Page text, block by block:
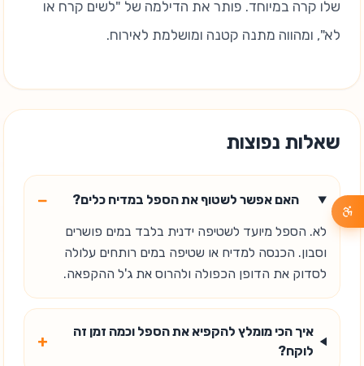
שלו קרה במיוחד. פותר את הדילמה של "לשים קרח או
לא", ומהווה מתנה קטנה ומושלמת לאירוח.
שאלות נפוצות
האם אפשר לשטוף את הספל במדיח כלים? −
לא. הספל מיועד לשטיפה ידנית בלבד במים פושרים
וסבון. הכנסה למדיח או שטיפה במים רותחים עלולה
לסדוק את הדופן הכפולה ולהרוס את ג'ל ההקפאה.
איך הכי מומלץ להקפיא את הספל וכמה זמן זה
לוקח?
+